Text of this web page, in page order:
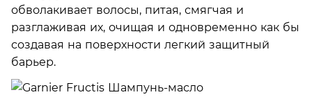
обволакивает волосы, питая, смягчая и
разглаживая их, очищая и одновременно как бы
создавая на поверхности легкий защитный
барьер.